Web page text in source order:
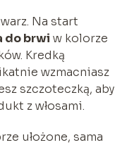
Na start
do brwi w kolorze
Kredką
wzmacniasz
szczoteczką, aby
z włosami.
ułożone, sama